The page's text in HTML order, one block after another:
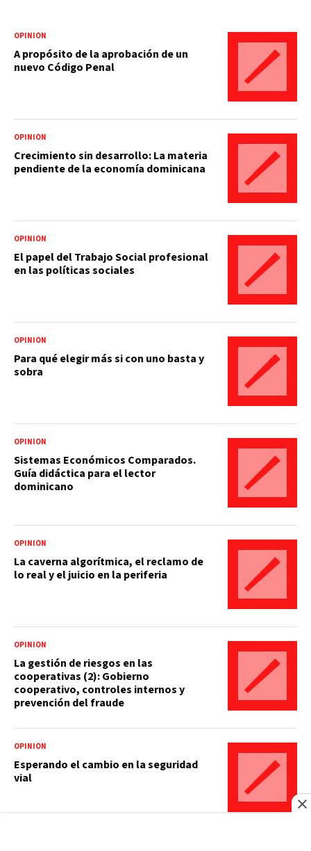
OPINIÓN
A propósito de la aprobación de un
nuevo Código Penal
OPINIÓN
Crecimiento sin desarrollo: La materia
pendiente de la economía dominicana
OPINIÓN
El papel del Trabajo Social profesional
en las políticas sociales
OPINIÓN
Para qué elegir más si con uno basta y
sobra
OPINIÓN
Sistemas Económicos Comparados.
Guía didáctica para el lector
dominicano
OPINIÓN
La caverna algorítmica, el reclamo de
lo real y el juicio en la periferia
OPINIÓN
La gestión de riesgos en las
cooperativas (2): Gobierno
cooperativo, controles internos y
prevención del fraude
OPINIÓN
Esperando el cambio en la seguridad
vial